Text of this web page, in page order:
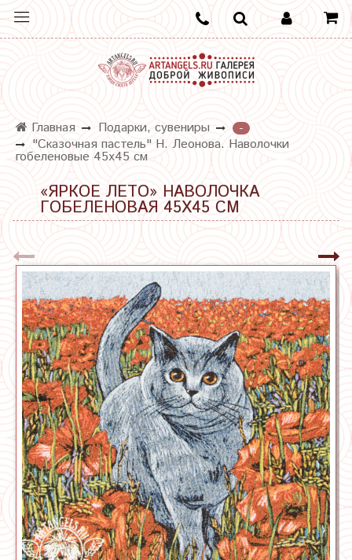
Главная Подарки, сувениры
-
"Сказочная пастель" Н. Леонова. Наволочки
гобеленовые 45х45 см
«ЯРКОЕ ЛЕТО» НАВОЛОЧКА
ГОБЕЛЕНОВАЯ 45Х45 СМ